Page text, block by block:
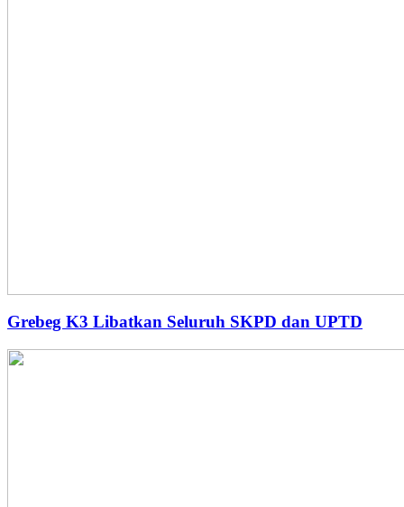
Grebeg K3 Libatkan Seluruh SKPD dan UPTD